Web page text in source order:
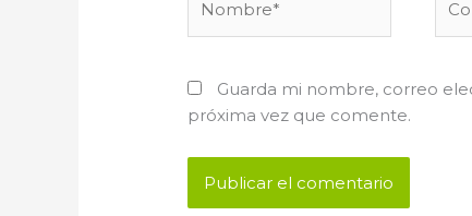
Guarda mi nombre, correo
próxima vez que comente.